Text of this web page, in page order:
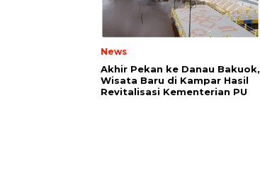
News
Akhir Pekan ke Danau Bakuok,
Wisata Baru di Kampar Hasil
Revitalisasi Kementerian PU